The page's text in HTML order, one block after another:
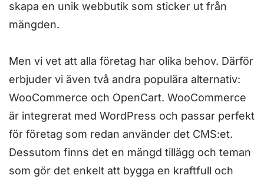
skapa en unik webbutik som sticker ut från
mängden.
Men vi vet att alla företag har olika behov. Därför
erbjuder vi även två andra populära alternativ:
WooCommerce och OpenCart. WooCommerce
är integrerat med WordPress och passar perfekt
för företag som redan använder det CMS:et.
Dessutom finns det en mängd tillägg och teman
som gör det enkelt att bygga en kraftfull och